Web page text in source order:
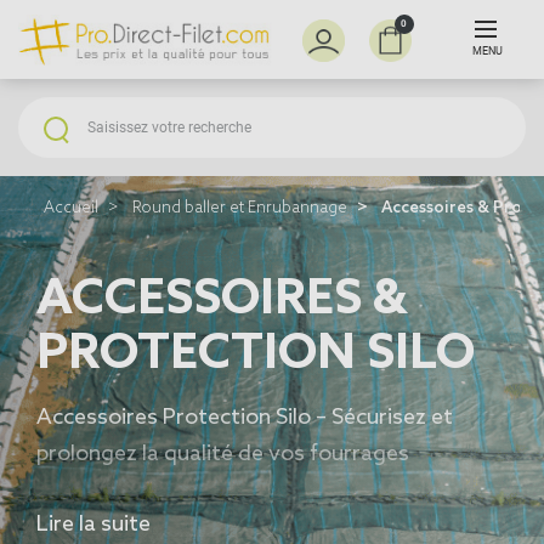
0
MENU
Accueil Round baller et Enrubannage Accessoires &
ACCESSOIRES &
PROTECTION SILO
Accessoires Protection Silo – Sécurisez et
prolongez la qualité de vos fourrages
Retrouvez notre sélection d’accessoires de
Lire la suite